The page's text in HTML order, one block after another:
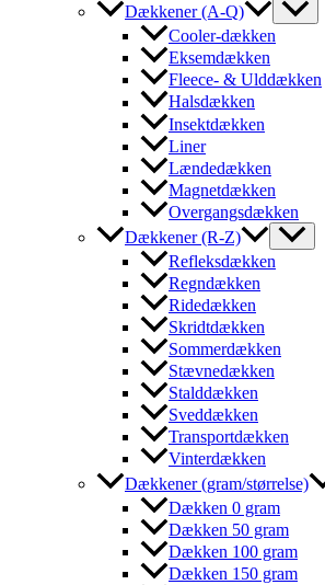
Dækkener (A-Q)
Cooler-dækken
Eksemdækken
Fleece- & Ulddækken
Halsdækken
Insektdækken
Liner
Lændedækken
Magnetdækken
Overgangsdækken
Dækkener (R-Z)
Refleksdækken
Regndækken
Ridedækken
Skridtdækken
Sommerdækken
Stævnedækken
Stalddækken
Sveddækken
Transportdækken
Vinterdækken
Dækkener (gram/størrelse)
Dækken 0 gram
Dækken 50 gram
Dækken 100 gram
Dækken 150 gram